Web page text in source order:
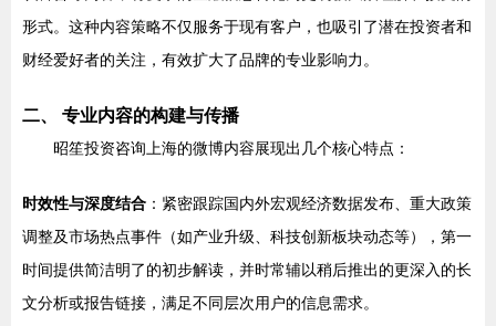
形式。这种内容策略不仅服务于现有客户，也吸引了潜在投资者和
财经爱好者的关注，有效扩大了品牌的专业影响力。
二、 专业内容的构建与传播
昭笙投资咨询上海的微博内容展现出几个核心特点：
时效性与深度结合 ：紧密跟踪国内外宏观经济数据发布、重大政策
调整及市场热点事件（如产业升级、科技创新板块动态等），第一
时间提供简洁明了的初步解读，并时常辅以稍后推出的更深入的长
文分析或报告链接，满足不同层次用户的信息需求。